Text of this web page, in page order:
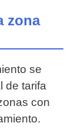
zona
se
de tarifa
con